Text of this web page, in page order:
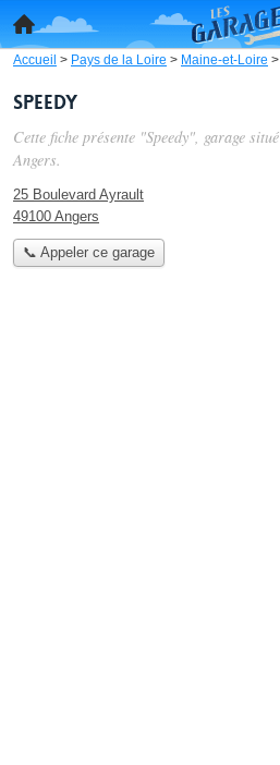
Accueil > Pays de la Loire > Maine-et-Loire >
Speedy
Cette fiche présente "Speedy", garage situé
Angers.
25 Boulevard Ayrault
49100 Angers
📞 Appeler ce garage